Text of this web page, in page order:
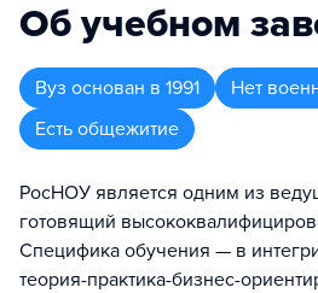
Об учебном
Вуз основан в 1991
Нет
Есть общежитие
РосНОУ является одним из
готовящий
Специфика обучения — в
теория-практика-бизнес-